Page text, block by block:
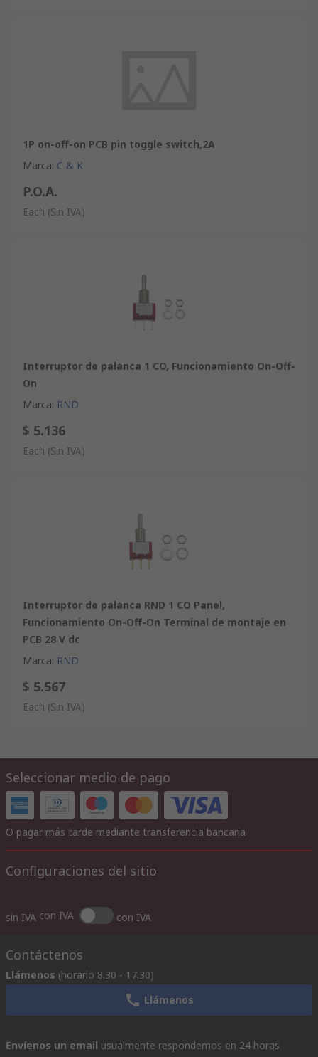
1P on-off-on PCB pin toggle switch,2A
Marca: C & K
P.O.A.
Each (Sin IVA)
Interruptor de palanca 1 CO, Funcionamiento On-Off-
On
Marca: RND
$ 5.136
Each (Sin IVA)
Interruptor de palanca RND 1 CO Panel,
Funcionamiento On-Off-On Terminal de montaje en
PCB 28 V dc
Marca: RND
$ 5.567
Each (Sin IVA)
Seleccionar medio de pago
O pagar más tarde mediante transferencia bancaria
Configuraciones del sitio
sin IVA con IVA con IVA
Contáctenos
Llámenos (horario 8.30 - 17.30)
Llámenos
Envíenos un email usualmente respondemos en 24 horas